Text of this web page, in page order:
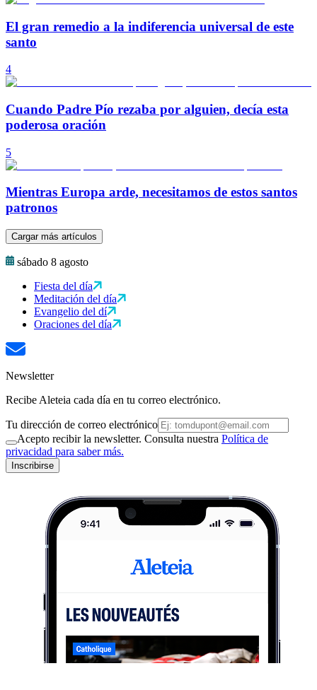
El gran remedio a la indiferencia universal de este
santo
4
Cuando Padre Pío rezaba por alguien, decía esta
poderosa oración
5
Mientras Europa arde, necesitamos de estos santos
patronos
Cargar más artículos
sábado 8 agosto
Fiesta del día
Meditación del día
Evangelio del dí
Oraciones del día
Newsletter
Recibe Aleteia cada día en tu correo electrónico.
Tu dirección de correo electrónico
Acepto recibir la newsletter. Consulta nuestra Política de
privacidad para saber más.
Inscribirse